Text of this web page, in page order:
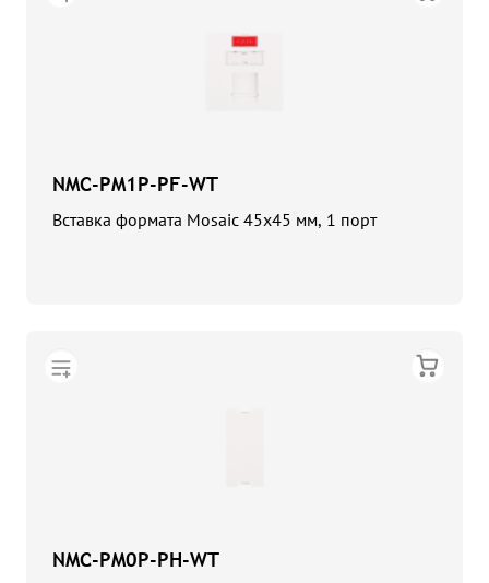
NMC-PM1P-PF-WT
Вставка формата Mosaic 45x45 мм, 1 порт
NMC-PM0P-PH-WT